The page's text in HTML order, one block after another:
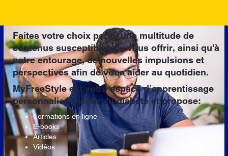
Faites votre choix parmi une multitude de
contenus susceptibles de vous offrir, ainsi qu'à
votre entourage, de nouvelles impulsions et
perspectives afin de vous aider au quotidien.
MyFreeStyle est votre espace d’apprentissage
personnalisé autour du diabète et propose:
Formations en ligne
E-books
Articles
Vidéos